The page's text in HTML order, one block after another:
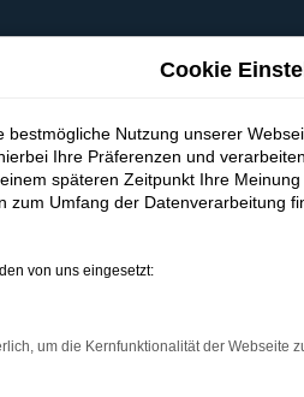
Cookie
bestmögliche Nutzung unserer
Ihre Präferenzen und
späteren Zeitpunkt Ihre
zum Umfang der Datenverarbeitung
von uns eingesetzt:
um die Kernfunktionalität der Webseite